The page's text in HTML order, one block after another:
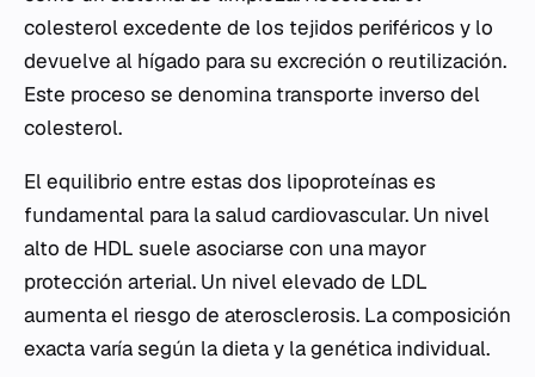
colesterol excedente de los tejidos periféricos y lo
devuelve al hígado para su excreción o reutilización.
Este proceso se denomina transporte inverso del
colesterol.
El equilibrio entre estas dos lipoproteínas es
fundamental para la salud cardiovascular. Un nivel
alto de HDL suele asociarse con una mayor
protección arterial. Un nivel elevado de LDL
aumenta el riesgo de aterosclerosis. La composición
exacta varía según la dieta y la genética individual.